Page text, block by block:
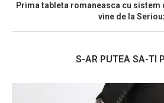
Prima tableta romaneasca cu sistem
vine de la
S-AR PUTEA SA-TI